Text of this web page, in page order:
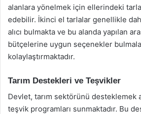
alanlara yönelmek için ellerindeki
edebilir. İkinci el tarlalar genellikle
alıcı bulmakta ve bu alanda yapılan
bütçelerine uygun seçenekler
kolaylaştırmaktadır.
Tarım Destekleri ve Teşvikler
Devlet, tarım sektörünü desteklemek
teşvik programları sunmaktadır. Bu